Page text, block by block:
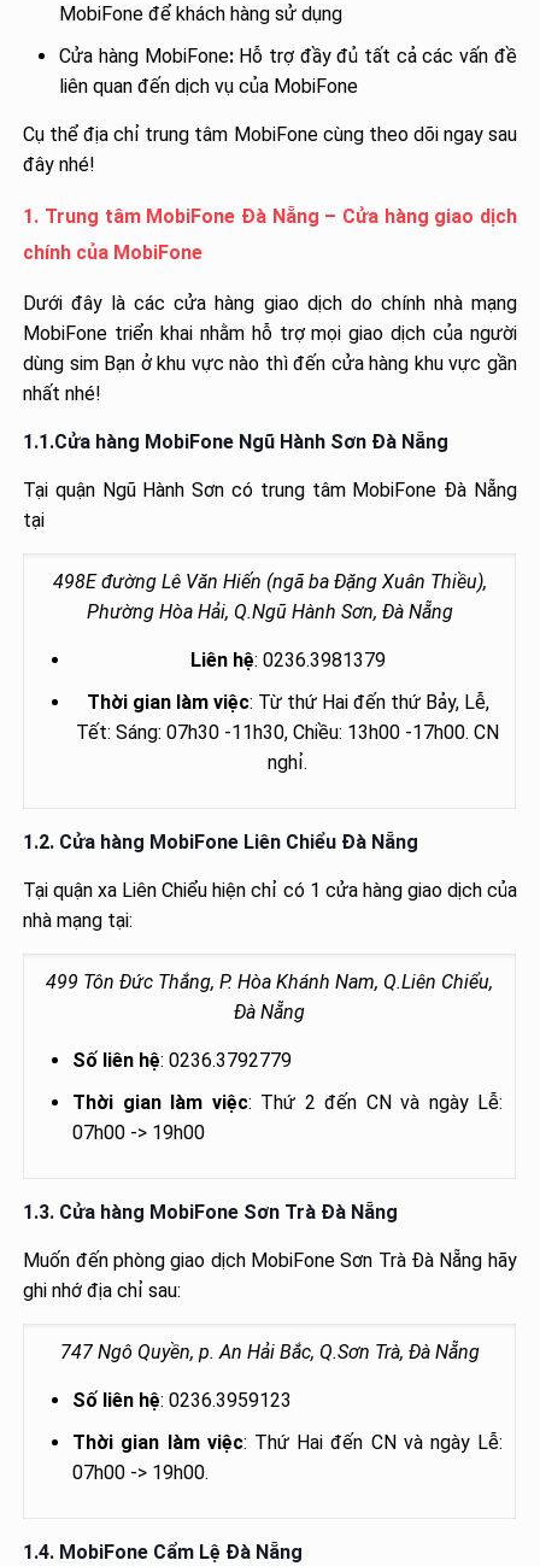
MobiFone để khách hàng sử dụng
Cửa hàng MobiFone:Hỗ trợ đầy đủ tất cả các vấn đề
liên quan đến dịch vụ của MobiFone
Cụ thể địa chỉ trung tâm MobiFone cùng theo dõi ngay sau
đây nhé!
1. Trung tâm MobiFone Đà Nẵng – Cửa hàng giao dịch
chính của MobiFone
Dưới đây là các cửa hàng giao dịch do chính nhà mạng
MobiFone triển khai nhằm hỗ trợ mọi giao dịch của người
dùng sim Bạn ở khu vực nào thì đến cửa hàng khu vực gần
nhất nhé!
1.1.Cửa hàng MobiFone Ngũ Hành Sơn Đà Nẵng
Tại quận Ngũ Hành Sơn có trung tâm MobiFone Đà Nẵng
tại
498E đường Lê Văn Hiến (ngã ba Đặng Xuân Thiều),
Phường Hòa Hải, Q.Ngũ Hành Sơn, Đà Nẵng
Liên hệ: 0236.3981379
Thời gian làm việc: Từ thứ Hai đến thứ Bảy, Lễ,
Tết: Sáng: 07h30 -11h30, Chiều: 13h00 -17h00. CN
nghỉ.
1.2. Cửa hàng MobiFone Liên Chiểu Đà Nẵng
Tại quận xa Liên Chiểu hiện chỉ có 1 cửa hàng giao dịch của
nhà mạng tại:
499 Tôn Đức Thắng, P. Hòa Khánh Nam, Q.Liên Chiểu,
Đà Nẵng
Số liên hệ: 0236.3792779
Thời gian làm việc: Thứ 2 đến CN và ngày Lễ:
07h00 -> 19h00
1.3. Cửa hàng MobiFone Sơn Trà Đà Nẵng
Muốn đến phòng giao dịch MobiFone Sơn Trà Đà Nẵng hãy
ghi nhớ địa chỉ sau:
747 Ngô Quyền, p. An Hải Bắc, Q.Sơn Trà, Đà Nẵng
Số liên hệ: 0236.3959123
Thời gian làm việc: Thứ Hai đến CN và ngày Lễ:
07h00 -> 19h00.
1.4. MobiFone Cẩm Lệ Đà Nẵng